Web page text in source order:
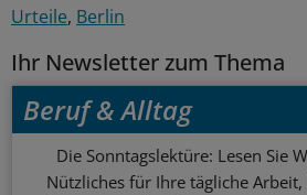
Urteile Berlin
Ihr Newsletter zum Thema
Beruf & Alltag
Die Sonntagslektüre: Lesen Sie
Nützliches für Ihre tägliche Arbeit,